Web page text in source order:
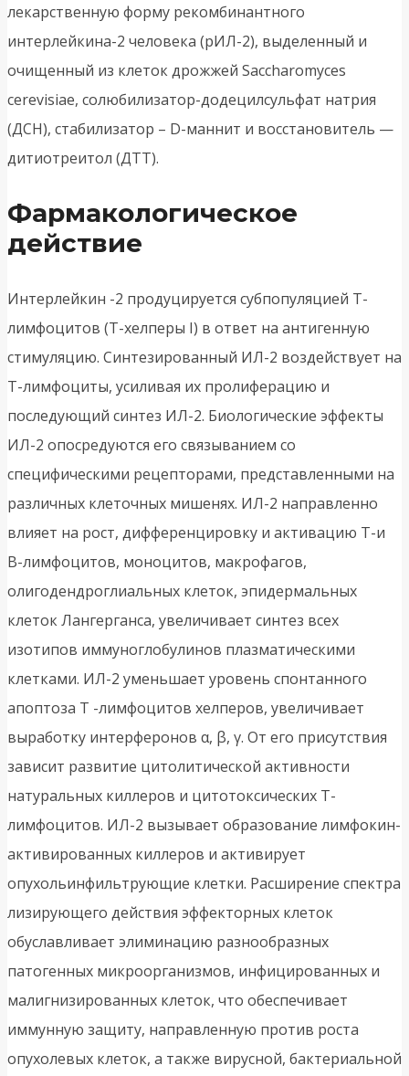
лекарственную форму рекомбинантного
интерлейкина-2 человека (рИЛ-2), выделенный и
очищенный из клеток дрожжей Saccharomyces
cerevisiae, солюбилизатор-додецилсульфат натрия
(ДСН), стабилизатор – D-маннит и восстановитель —
дитиотреитол (ДТТ).
Фармакологическое
действие
Интерлейкин -2 продуцируется субпопуляцией Т-
лимфоцитов (Т-хелперы I) в ответ на антигенную
стимуляцию. Синтезированный ИЛ-2 воздействует на
Т-лимфоциты, усиливая их пролиферацию и
последующий синтез ИЛ-2. Биологические эффекты
ИЛ-2 опосредуются его связыванием со
специфическими рецепторами, представленными на
различных клеточных мишенях. ИЛ-2 направленно
влияет на рост, дифференцировку и активацию Т-и
В-лимфоцитов, моноцитов, макрофагов,
олигодендроглиальных клеток, эпидермальных
клеток Лангерганса, увеличивает синтез всех
изотипов иммуноглобулинов плазматическими
клетками. ИЛ-2 уменьшает уровень спонтанного
апоптоза Т -лимфоцитов хелперов, увеличивает
выработку интерферонов α, β, γ. От его присутствия
зависит развитие цитолитической активности
натуральных киллеров и цитотоксических Т-
лимфоцитов. ИЛ-2 вызывает образование лимфокин-
активированных киллеров и активирует
опухольинфильтрующие клетки. Расширение спектра
лизирующего действия эффекторных клеток
обуславливает элиминацию разнообразных
патогенных микроорганизмов, инфицированных и
малигнизированных клеток, что обеспечивает
иммунную защиту, направленную против роста
опухолевых клеток, а также вирусной, бактериальной